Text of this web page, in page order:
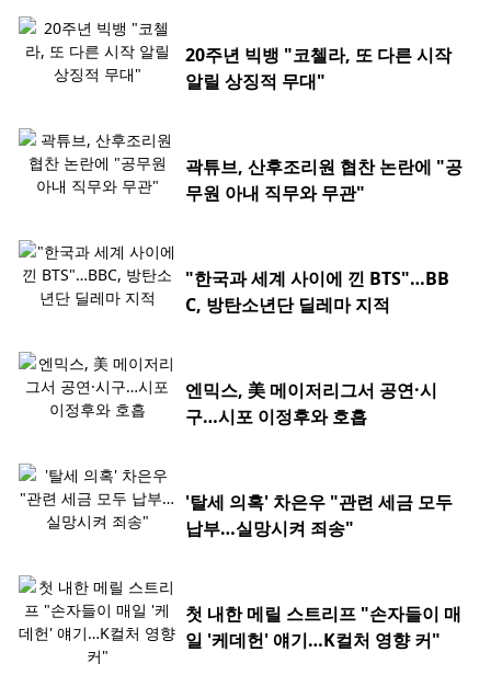
20주년 빅뱅 "코첼라, 또 다른 시작
알릴 상징적 무대"
곽튜브, 산후조리원 협찬 논란에 "공
무원 아내 직무와 무관"
"한국과 세계 사이에 낀 BTS"…BB
C, 방탄소년단 딜레마 지적
엔믹스, 美 메이저리그서 공연·시
구…시포 이정후와 호흡
'탈세 의혹' 차은우 "관련 세금 모두
납부…실망시켜 죄송"
첫 내한 메릴 스트리프 "손자들이 매
일 '케데헌' 얘기…K컬처 영향 커"